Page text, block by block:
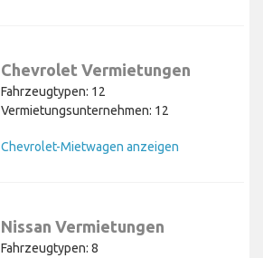
Chevrolet Vermietungen
Fahrzeugtypen: 12
Vermietungsunternehmen: 12
Chevrolet-Mietwagen anzeigen
Nissan Vermietungen
Fahrzeugtypen: 8